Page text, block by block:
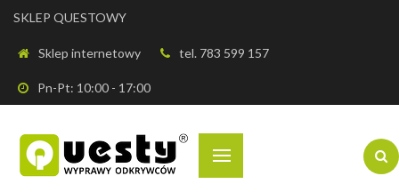
SKLEP QUESTOWY
Sklep internetowy tel. 783 599 157
Pn-Pt: 10:00 - 17:00